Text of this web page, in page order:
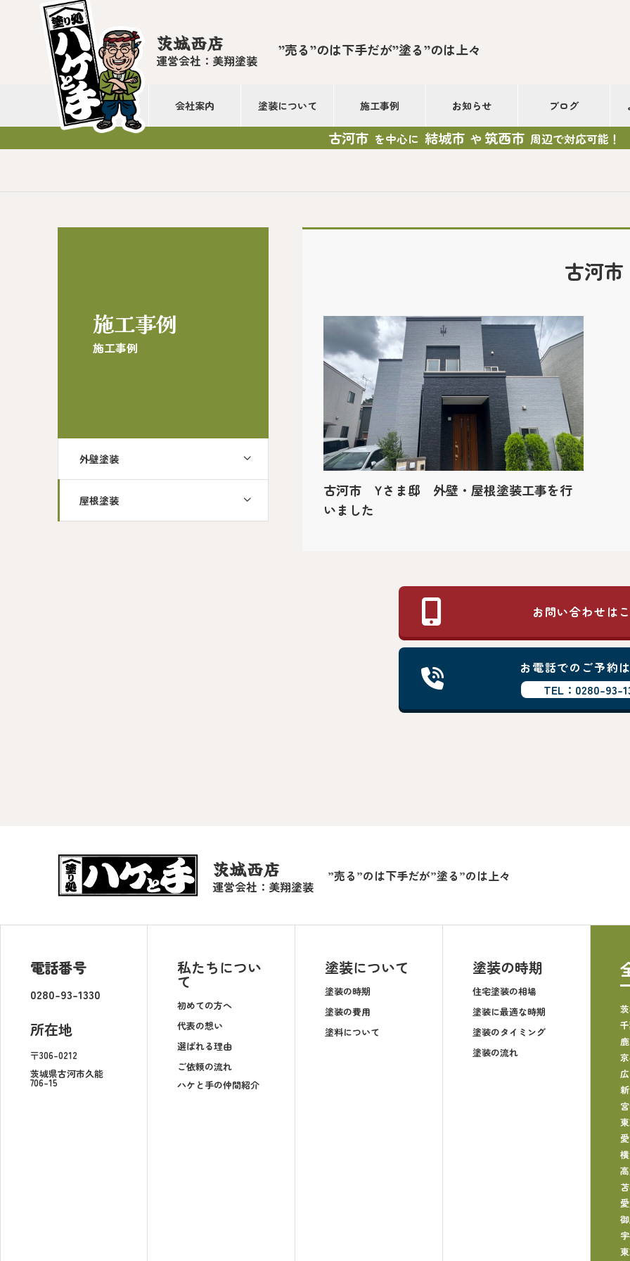
茨城西店
運営会社：美翔塗装
”売る”のは下手だが”塗る”のは上々
会社案内 塗装について 施工事例 お知らせ ブログ
古河市 を中心に 結城市 や 筑西市 周辺で対応可能！
施工事例
施工事例
外壁塗装
屋根塗装
古河市
古河市 Yさま邸 外壁・屋根塗装工事を行
いました
お問い合わせは
お電話でのご予約
TEL：0280-93-
茨城西店
運営会社：美翔塗装
”売る”のは下手だが”塗る”のは上々
電話番号
0280-93-1330
所在地
〒306-0212
茨城県古河市久能
706-15
私たちについ
て
初めての方へ
代表の想い
選ばれる理由
ご依頼の流れ
ハケと手の仲間紹介
塗装について
塗装の時期
塗装の費用
塗料について
塗装の時期
住宅塗装の相場
塗装に最適な時期
塗装のタイミング
塗装の流れ